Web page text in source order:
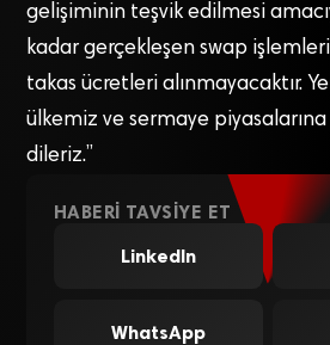
gelişiminin teşvik edilmesi
kadar gerçekleşen swap
takas ücretleri alınmayacaktır.
ülkemiz ve sermaye piyasalarına
dileriz.”
HABERI TAVSIYE ET
LinkedIn
WhatsApp